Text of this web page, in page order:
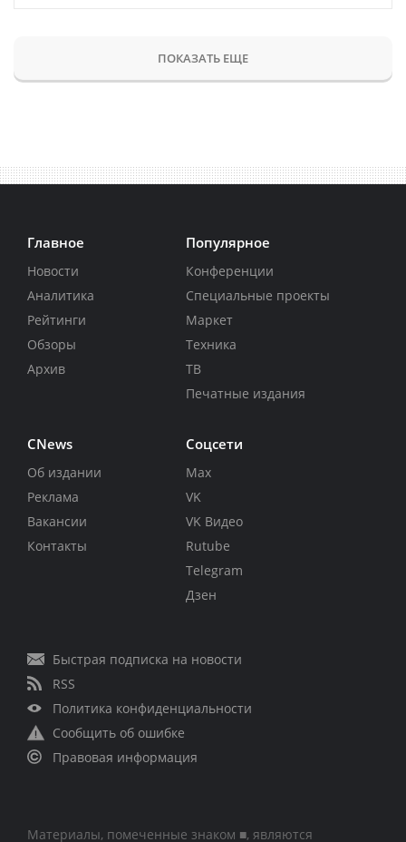
ПОКАЗАТЬ ЕЩЕ
Главное
Новости
Аналитика
Рейтинги
Обзоры
Архив
Популярное
Конференции
Специальные проекты
Маркет
Техника
ТВ
Печатные издания
CNews
Об издании
Реклама
Вакансии
Контакты
Соцсети
Max
VK
VK Видео
Rutube
Telegram
Дзен
Быстрая подписка на новости
RSS
Политика конфиденциальности
Сообщить об ошибке
Правовая информация
Материалы, помеченные знаком ■, являются